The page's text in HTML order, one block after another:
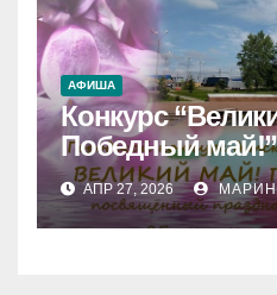
АФИША
Конкурс
Победный май!”
АПР 27, 2026